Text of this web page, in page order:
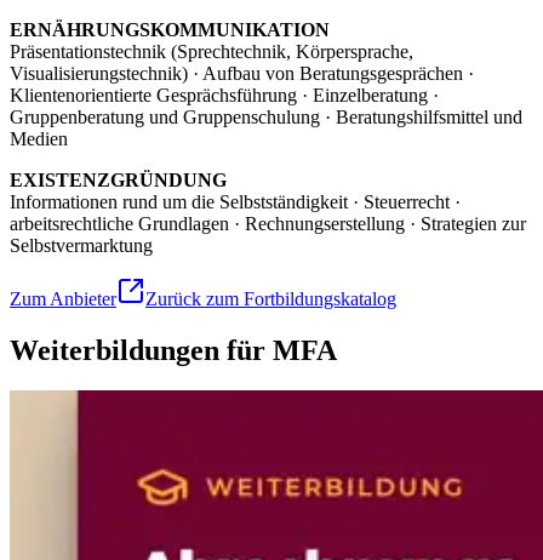
ERNÄHRUNGSKOMMUNIKATION
Präsentationstechnik (Sprechtechnik, Körpersprache,
Visualisierungstechnik) · Aufbau von Beratungsgesprächen ·
Klientenorientierte Gesprächsführung · Einzelberatung ·
Gruppenberatung und Gruppenschulung · Beratungshilfsmittel und
Medien
EXISTENZGRÜNDUNG
Informationen rund um die Selbstständigkeit · Steuerrecht ·
arbeitsrechtliche Grundlagen · Rechnungserstellung · Strategien zur
Selbstvermarktung
Zum Anbieter Zurück zum Fortbildungskatalog
Weiterbildungen für MFA